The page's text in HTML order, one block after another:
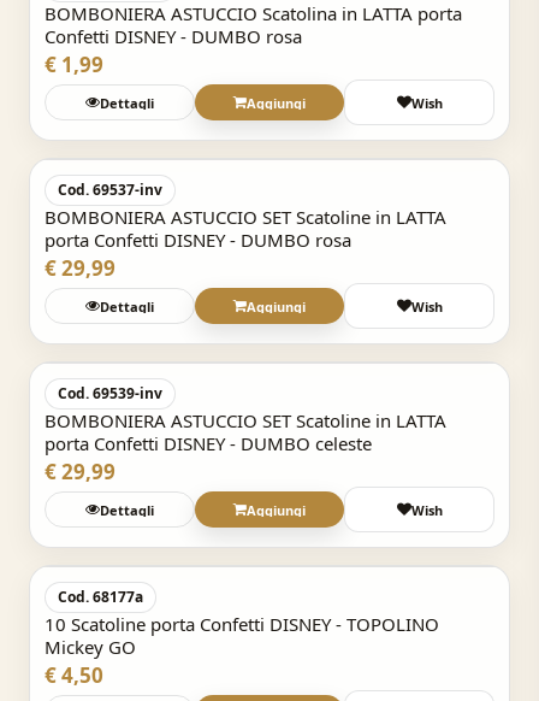
BOMBONIERA ASTUCCIO Scatolina in LATTA porta
Confetti DISNEY - DUMBO rosa
€ 1,99
Dettagli Aggiungi Wish
Acquisto Veloce
Cod. 69537-inv
BOMBONIERA ASTUCCIO SET Scatoline in LATTA
porta Confetti DISNEY - DUMBO rosa
€ 29,99
Dettagli Aggiungi Wish
Acquisto Veloce
Cod. 69539-inv
BOMBONIERA ASTUCCIO SET Scatoline in LATTA
porta Confetti DISNEY - DUMBO celeste
€ 29,99
Dettagli Aggiungi Wish
Acquisto Veloce
Cod. 68177a
10 Scatoline porta Confetti DISNEY - TOPOLINO
Mickey GO
€ 4,50